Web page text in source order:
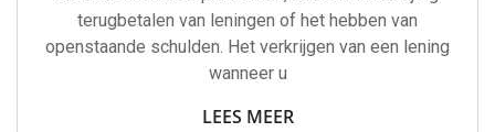
terugbetalen van leningen of het hebben van
openstaande schulden. Het verkrijgen van een lening
wanneer u
LEES MEER